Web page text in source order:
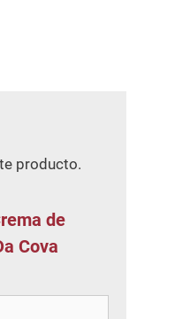
producto.
de
Cova